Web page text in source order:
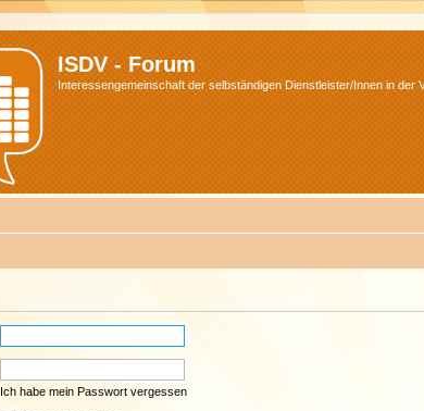
ISDV - Forum
Interessengemeinschaft der selbständigen Dienstleister/Innen in der
Ich habe mein Passwort vergessen